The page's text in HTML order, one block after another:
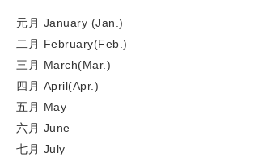
元月 January (Jan.)
二月 February(Feb.)
三月 March(Mar.)
四月 April(Apr.)
五月 May
六月 June
七月 July